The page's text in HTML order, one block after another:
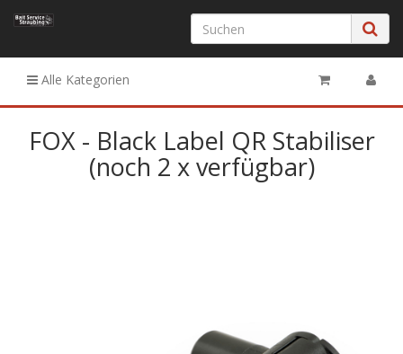
Alle Kategorien
FOX - Black Label QR Stabiliser
(noch 2 x verfügbar)